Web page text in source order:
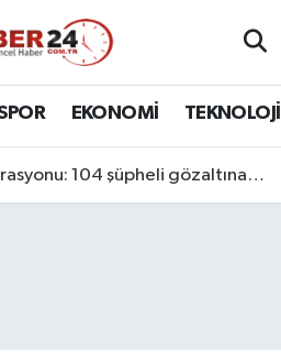
EKONOMİ TEKNOLOJİ
104 şüpheli gözaltına alındı